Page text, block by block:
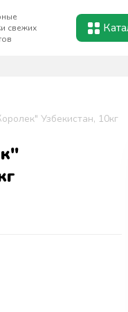
свежих
Узбекистан, 10кг